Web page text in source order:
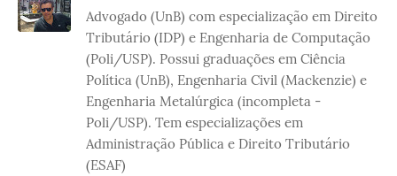
Advogado (UnB) com especialização em Direito
Tributário (IDP) e Engenharia de Computação
(Poli/USP). Possui graduações em Ciência
Política (UnB), Engenharia Civil (Mackenzie) e
Engenharia Metalúrgica (incompleta -
Poli/USP). Tem especializações em
Administração Pública e Direito Tributário
(ESAF)